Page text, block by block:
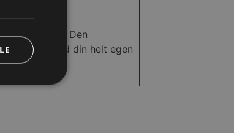
kan nå op til Den
med din helt egen